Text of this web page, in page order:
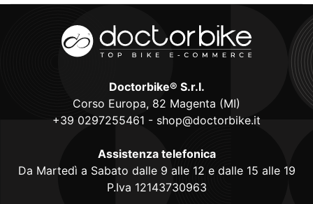
Doctorbike® S.r.l.
Corso Europa, 82 Magenta (MI)
+39 0297255461 - shop@doctorbike.it
Assistenza telefonica
Da Martedì a Sabato dalle 9 alle 12 e dalle 15 alle 19
P.Iva 12143730963